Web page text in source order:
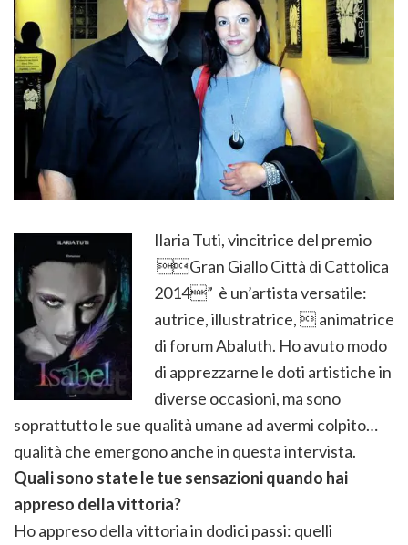
Ilaria Tuti, vincitrice del premio
Gran Giallo Città di Cattolica
2014” è un’artista versatile:
autrice, illustratrice,  animatrice
di forum Abaluth. Ho avuto modo
di apprezzarne le doti artistiche in
diverse occasioni, ma sono
soprattutto le sue qualità umane ad avermi colpito…
qualità che emergono anche in questa intervista.
Quali sono state le tue sensazioni quando hai
appreso della vittoria?
Ho appreso della vittoria in dodici passi: quelli